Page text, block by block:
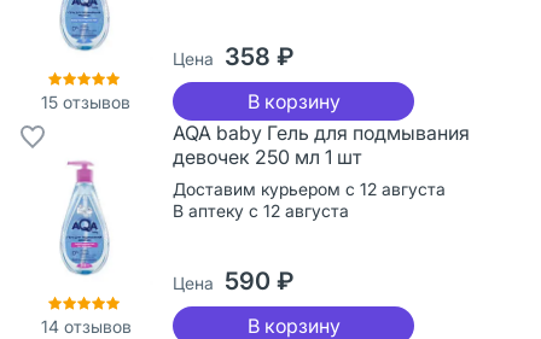
15 отзывов
Цена 358 ₽
В корзину
14отзывов
AQA baby Гель для подмывания
девочек 250 мл 1 шт
Доставим курьером с 12 августа
В аптеку с 12 августа
Цена 590 ₽
В корзину